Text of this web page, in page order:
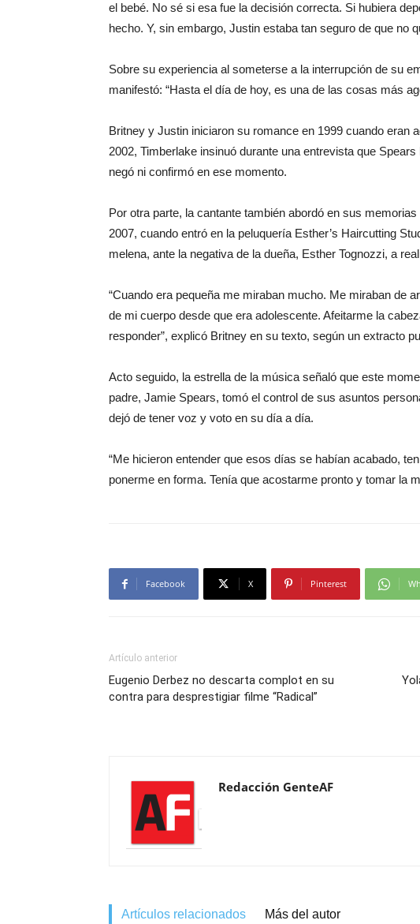
el bebé. No sé si esa fue la decisión correcta. Si hubiera
hecho. Y, sin embargo, Justin estaba tan seguro de que no
Sobre su experiencia al someterse a la interrupción de su
manifestó: “Hasta el día de hoy, es una de las cosas más
Britney y Justin iniciaron su romance en 1999 cuando eran
2002, Timberlake insinuó durante una entrevista que
negó ni confirmó en ese momento.
Por otra parte, la cantante también abordó en sus
2007, cuando entró en la peluquería Esther’s Haircutting
melena, ante la negativa de la dueña, Esther Tognozzi, a
“Cuando era pequeña me miraban mucho. Me miraban de
de mi cuerpo desde que era adolescente. Afeitarme la
responder”, explicó Britney en su texto, según un extracto
Acto seguido, la estrella de la música señaló que este
padre, Jamie Spears, tomó el control de sus asuntos
dejó de tener voz y voto en su día a día.
“Me hicieron entender que esos días se habían acabado,
ponerme en forma. Tenía que acostarme pronto y tomar la
Facebook X Pinterest
Artículo anterior
Eugenio Derbez no descarta complot en su
contra para desprestigiar filme “Radical”
Redacción GenteAF
Artículos relacionados Más del autor